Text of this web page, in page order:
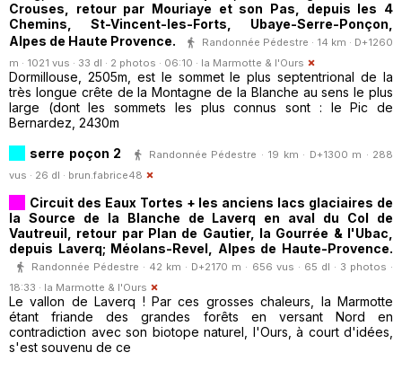
Crouses, retour par Mouriaye et son Pas, depuis les 4
Chemins, St-Vincent-les-Forts, Ubaye-Serre-Ponçon,
Alpes de Haute Provence.
Randonnée Pédestre · 14 km · D+1260
m · 1021 vus · 33 dl · 2 photos · 06:10 · la Marmotte & l'Ours
Dormillouse, 2505m, est le sommet le plus septentrional de la
très longue crête de la Montagne de la Blanche au sens le plus
large (dont les sommets les plus connus sont : le Pic de
Bernardez, 2430m
serre poçon 2
Randonnée Pédestre · 19 km · D+1300 m · 288
vus · 26 dl · brun.fabrice48
Circuit des Eaux Tortes + les anciens lacs glaciaires de
la Source de la Blanche de Laverq en aval du Col de
Vautreuil, retour par Plan de Gautier, la Gourrée & l'Ubac,
depuis Laverq; Méolans-Revel, Alpes de Haute-Provence.
Randonnée Pédestre · 42 km · D+2170 m · 656 vus · 65 dl · 3 photos ·
18:33 · la Marmotte & l'Ours
Le vallon de Laverq ! Par ces grosses chaleurs, la Marmotte
étant friande des grandes forêts en versant Nord en
contradiction avec son biotope naturel, l'Ours, à court d'idées,
s'est souvenu de ce